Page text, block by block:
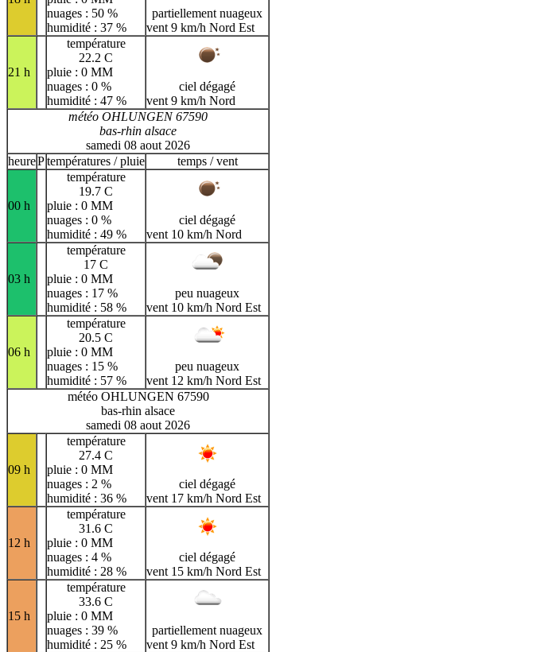
nuages : 50 %
humidité : 37 %
partiellement nuageux
vent 9 km/h Nord Est
21 h
température
22.2 C
pluie : 0 MM
nuages : 0 %
humidité : 47 %
ciel dégagé
vent 9 km/h Nord
météo OHLUNGEN 67590
bas-rhin alsace
samedi 08 aout 2026
heurePtempératures / pluie temps / vent
00 h
température
19.7 C
pluie : 0 MM
nuages : 0 %
humidité : 49 %
ciel dégagé
vent 10 km/h Nord
03 h
température
17 C
pluie : 0 MM
nuages : 17 %
humidité : 58 %
peu nuageux
vent 10 km/h Nord Est
06 h
température
20.5 C
pluie : 0 MM
nuages : 15 %
humidité : 57 %
peu nuageux
vent 12 km/h Nord Est
météo OHLUNGEN 67590
bas-rhin alsace
samedi 08 aout 2026
09 h
température
27.4 C
pluie : 0 MM
nuages : 2 %
humidité : 36 %
ciel dégagé
vent 17 km/h Nord Est
12 h
température
31.6 C
pluie : 0 MM
nuages : 4 %
humidité : 28 %
ciel dégagé
vent 15 km/h Nord Est
15 h
température
33.6 C
pluie : 0 MM
nuages : 39 %
humidité : 25 %
partiellement nuageux
vent 9 km/h Nord Est